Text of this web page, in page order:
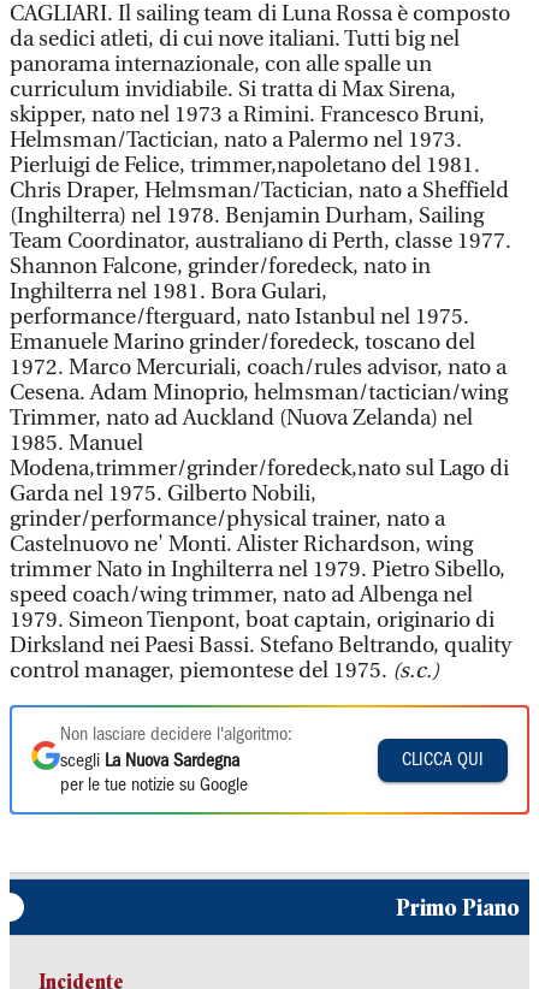
CAGLIARI. Il sailing team di Luna Rossa è composto
da sedici atleti, di cui nove italiani. Tutti big nel
panorama internazionale, con alle spalle un
curriculum invidiabile. Si tratta di Max Sirena,
skipper, nato nel 1973 a Rimini. Francesco Bruni,
Helmsman/Tactician, nato a Palermo nel 1973.
Pierluigi de Felice, trimmer,napoletano del 1981.
Chris Draper, Helmsman/Tactician, nato a Sheffield
(Inghilterra) nel 1978. Benjamin Durham, Sailing
Team Coordinator, australiano di Perth, classe 1977.
Shannon Falcone, grinder/foredeck, nato in
Inghilterra nel 1981. Bora Gulari,
performance/fterguard, nato Istanbul nel 1975.
Emanuele Marino grinder/foredeck, toscano del
1972. Marco Mercuriali, coach/rules advisor, nato a
Cesena. Adam Minoprio, helmsman/tactician/wing
Trimmer, nato ad Auckland (Nuova Zelanda) nel
1985. Manuel
Modena,trimmer/grinder/foredeck,nato sul Lago di
Garda nel 1975. Gilberto Nobili,
grinder/performance/physical trainer, nato a
Castelnuovo ne' Monti. Alister Richardson, wing
trimmer Nato in Inghilterra nel 1979. Pietro Sibello,
speed coach/wing trimmer, nato ad Albenga nel
1979. Simeon Tienpont, boat captain, originario di
Dirksland nei Paesi Bassi. Stefano Beltrando, quality
control manager, piemontese del 1975. (s.c.)
Non lasciare decidere l'algoritmo:
scegli La Nuova Sardegna
per le tue notizie su Google
CLICCA QUI
Primo Piano
Incidente